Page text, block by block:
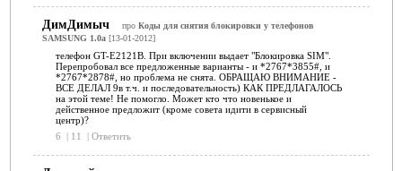
ДимДимыч про Коды для снятия блокировки у телефонов
SAMSUNG 1.0a[13-01-2012]
телефон GT-E2121B. При включении выдает "Блокировка SIM".
Перепробовал все предложенные варианты - и *2767*3855#, и
*2767*2878#, но проблема не снята. ОБРАЩАЮ ВНИМАНИЕ -
ВСЕ ДЕЛАЛ 9в т.ч. и последовательность) КАК ПРЕДЛАГАЛОСЬ
на этой теме! Не помогло. Может кто что новенькое и
действенное предложит (кроме совета идити в сервисный
центр)?
6
| 11 | Ответить